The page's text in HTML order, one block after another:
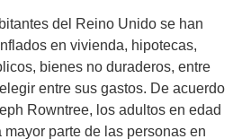
del Reino Unido se han
en vivienda, hipotecas,
bienes no duraderos, entre
entre sus gastos. De acuerdo
Rowntree, los adultos en edad
mayor parte de las personas en